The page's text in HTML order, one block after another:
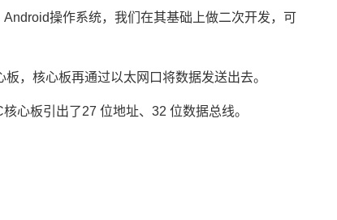
操作系统，我们在其基础上做二次开发，可
，核心板再通过以太网口将数据发送出去。
核心板引出了27 位地址、32 位数据总线。